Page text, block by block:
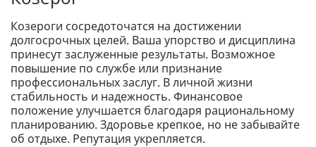
Козероги сосредоточатся на достижении
долгосрочных целей. Ваша упорство и дисциплина
принесут заслуженные результаты. Возможное
повышение по службе или признание
профессиональных заслуг. В личной жизни
стабильность и надежность. Финансовое
положение улучшается благодаря рациональному
планированию. Здоровье крепкое, но не забывайте
об отдыхе. Репутация укрепляется.